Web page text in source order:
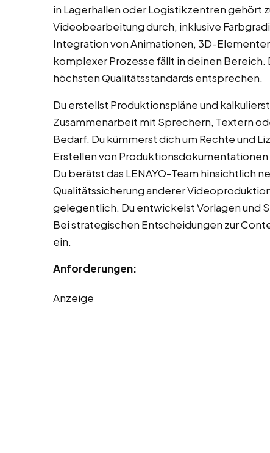
in Lagerhallen oder Logistikzentren gehört
Videobearbeitung durch, inklusive
Integration von Animationen, 3D-
komplexer Prozesse fällt in deinen Bereich.
höchsten Qualitätsstandards entsprechen.
Du erstellst Produktionspläne und
Zusammenarbeit mit Sprechern, Textern
Bedarf. Du kümmerst dich um Rechte und
Erstellen von
Du berätst das LENAYO-Team hinsichtlich
Qualitätssicherung anderer
gelegentlich. Du entwickelst Vorlagen und
Bei strategischen Entscheidungen zur
ein.
Anforderungen:
Anzeige